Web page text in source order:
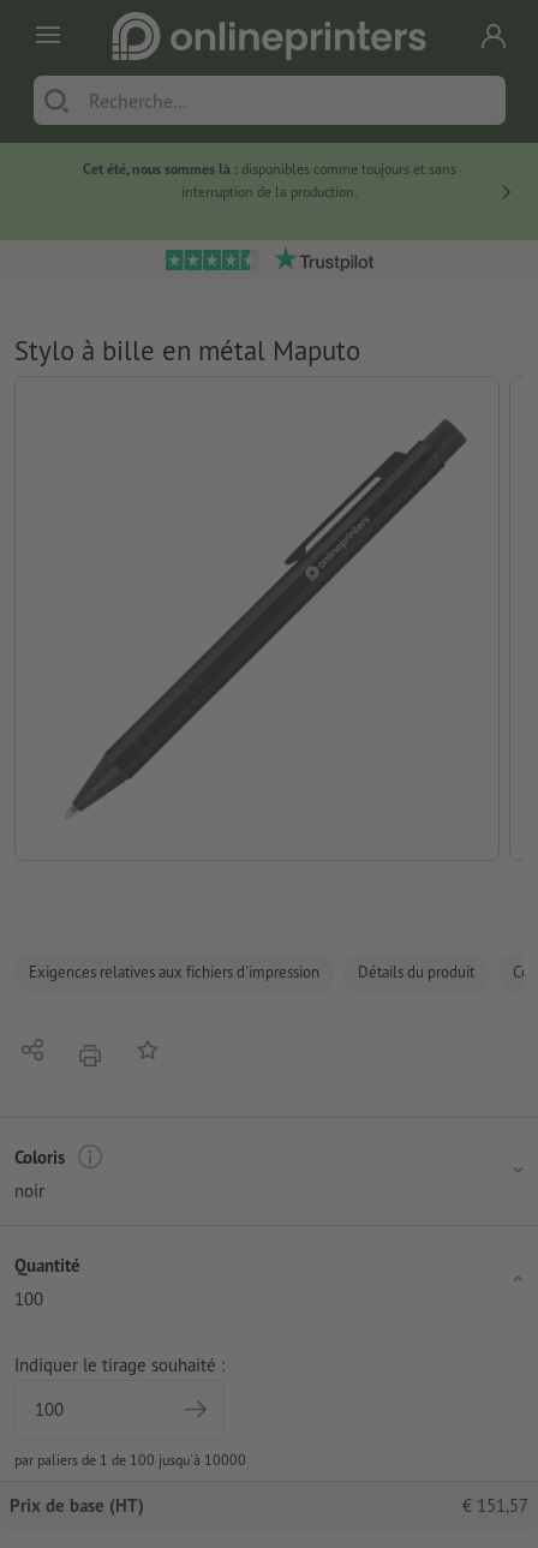
Cet été, nous sommes là :disponibles comme toujours et sans
interruption de la production.
Stylo à bille en métal Maputo
Exigences relatives aux fichiers d'impression Détails du produit
PartagerimprimerAjouter à liste d'article
Coloris
noir
Quantité
100
Indiquer le tirage souhaité :
par paliers de 1 de 100 jusqu'à 10000
Prix de base (HT) € 151,57